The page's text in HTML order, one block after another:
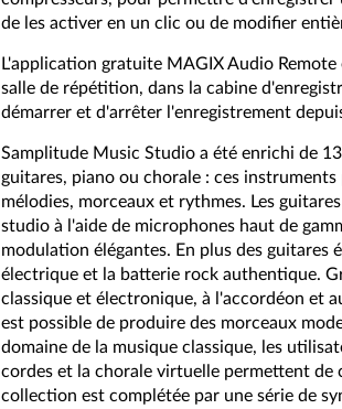
de les activer en un clic ou de modifier
L'application gratuite MAGIX Audio
salle de répétition, dans la cabine
démarrer et d'arrêter l'enregistrement
Samplitude Music Studio a été enrichi de
guitares, piano ou chorale : ces
mélodies, morceaux et rythmes. Les
studio à l'aide de microphones haut de
modulation élégantes. En plus des
électrique et la batterie rock authentique.
classique et électronique, à l'accordéon et
est possible de produire des morceaux
domaine de la musique classique, les
cordes et la chorale virtuelle permettent de
collection est complétée par une série de